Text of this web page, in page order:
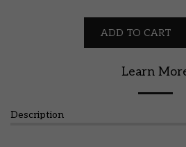
ADD TO CART
Learn
Description